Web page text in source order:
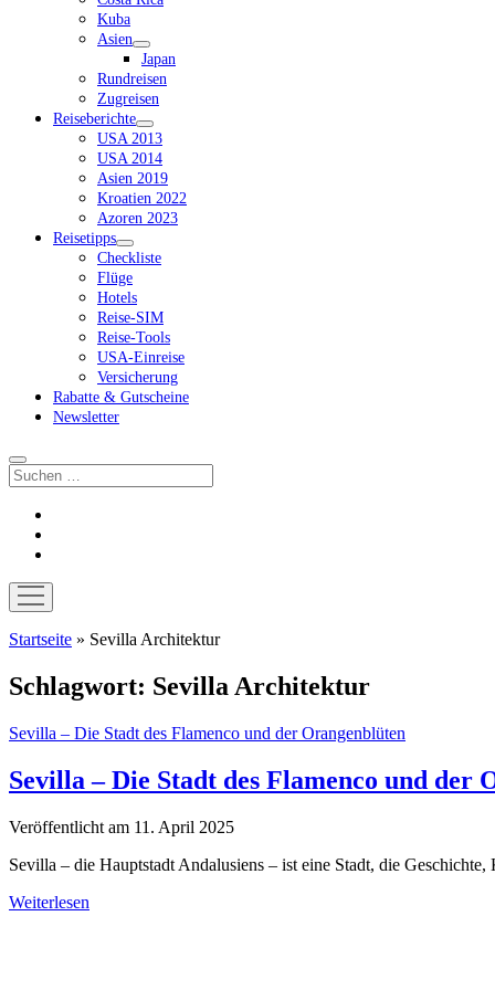
Kuba
Asien
Dropdown-
Menü
öffnen
Japan
Rundreisen
Zugreisen
Reiseberichte
Dropdown-
Menü
öffnen
USA 2013
USA 2014
Asien 2019
Kroatien 2022
Azoren 2023
Reisetipps
Dropdown-
Menü
öffnen
Checkliste
Flüge
Hotels
Reise-SIM
Reise-Tools
USA-Einreise
Versicherung
Rabatte & Gutscheine
Newsletter
Suchen
Menü
öffnen
Startseite » Sevilla Architektur
Schlagwort: Sevilla Architektur
Sevilla – Die Stadt des Flamenco und der Orangenblüten
Sevilla – Die Stadt des Flamenco und der
Veröffentlicht am 11. April 2025
Sevilla – die Hauptstadt Andalusiens – ist eine Stadt, die
Weiterlesen